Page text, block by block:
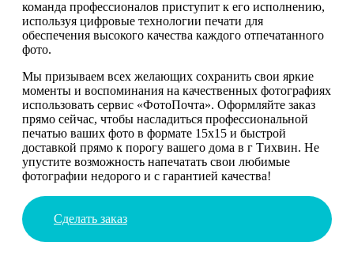
команда профессионалов приступит к его исполнению,
используя цифровые технологии печати для
обеспечения высокого качества каждого отпечатанного
фото.
Мы призываем всех желающих сохранить свои яркие
моменты и воспоминания на качественных фотографиях
использовать сервис «ФотоПочта». Оформляйте заказ
прямо сейчас, чтобы насладиться профессиональной
печатью ваших фото в формате 15х15 и быстрой
доставкой прямо к порогу вашего дома в г Тихвин. Не
упустите возможность напечатать свои любимые
фотографии недорого и с гарантией качества!
Сделать заказ